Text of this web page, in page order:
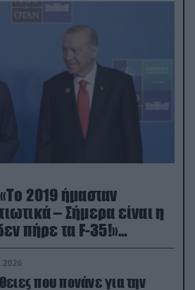
2019 ήμασταν
– Σήμερα είναι η
πήρε τα F-35!»
που πονάνε για την